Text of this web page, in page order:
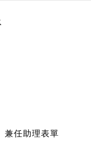
兼任助理表單